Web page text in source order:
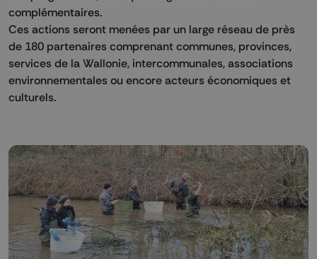
complémentaires.
Ces actions seront menées par un large réseau de près
de 180 partenaires comprenant communes, provinces,
services de la Wallonie, intercommunales, associations
environnementales ou encore acteurs économiques et
culturels.